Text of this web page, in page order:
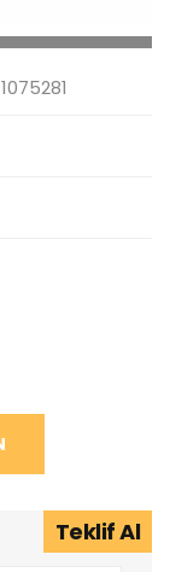
Teklif Al